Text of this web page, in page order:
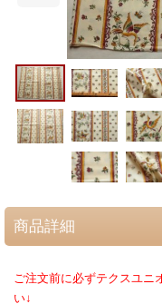
商品詳細
ご注文前に必ずテクスユニ
い↓